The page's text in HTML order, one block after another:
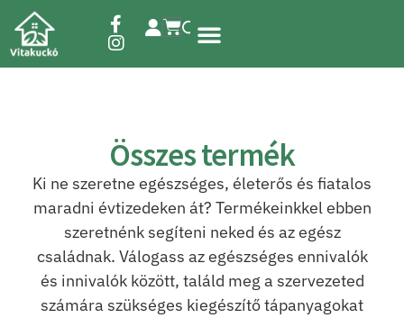
Összes termék
Ki ne szeretne egészséges, életerős és fiatalos
maradni évtizedeken át? Termékeinkkel ebben
szeretnénk segíteni neked és az egész
családnak. Válogass az egészséges ennivalók
és innivalók között, találd meg a szervezeted
számára szükséges kiegészítő tápanyagokat